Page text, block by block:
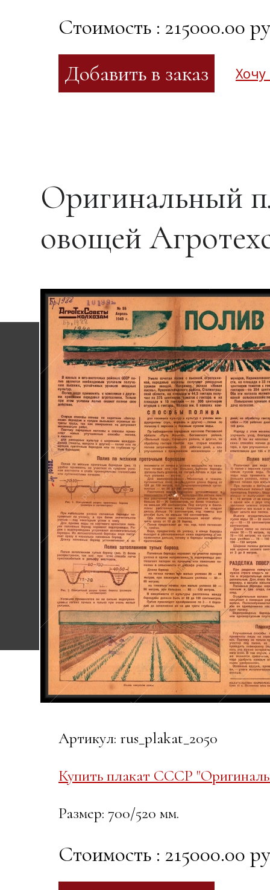
Стоимость : 215000.00
Хочу
Оригинальный
овощей
Артикул: rus_plakat_2050
Купить плакат СССР
Размер: 700/520 мм.
Стоимость : 215000.00